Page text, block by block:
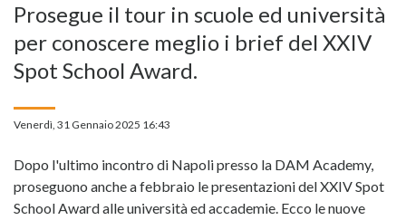
Prosegue il tour in scuole ed università
per conoscere meglio i brief del XXIV
Spot School Award.
Venerdì, 31 Gennaio 2025 16:43
Dopo l'ultimo incontro di Napoli presso la DAM Academy,
proseguono anche a febbraio le presentazioni del XXIV Spot
School Award alle università ed accademie. Ecco le nuove